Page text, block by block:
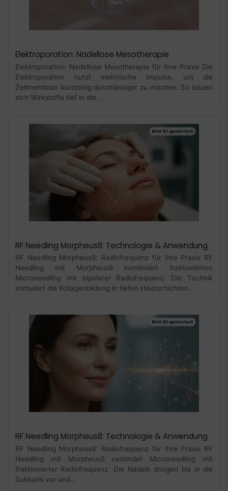
Elektroporation: Nadellose Mesotherapie
Elektroporation: Nadellose Mesotherapie für Ihre Praxis Die
Elektroporation nutzt elektrische Impulse, um die
Zellmembran kurzzeitig durchlässiger zu machen. So lassen
sich Wirkstoffe tief in die…
RF Needling Morpheus8: Technologie & Anwendung
RF Needling Morpheus8: Radiofrequenz für Ihre Praxis RF
Needling mit Morpheus8 kombiniert fraktioniertes
Microneedling mit bipolarer Radiofrequenz. Die Technik
stimuliert die Kollagenbildung in tiefen Hautschichten…
RF Needling Morpheus8: Technologie & Anwendung
RF Needling Morpheus8: Radiofrequenz für Ihre Praxis RF
Needling mit Morpheus8 verbindet Microneedling mit
fraktionierter Radiofrequenz. Die Nadeln dringen bis in die
Subkutis vor und…